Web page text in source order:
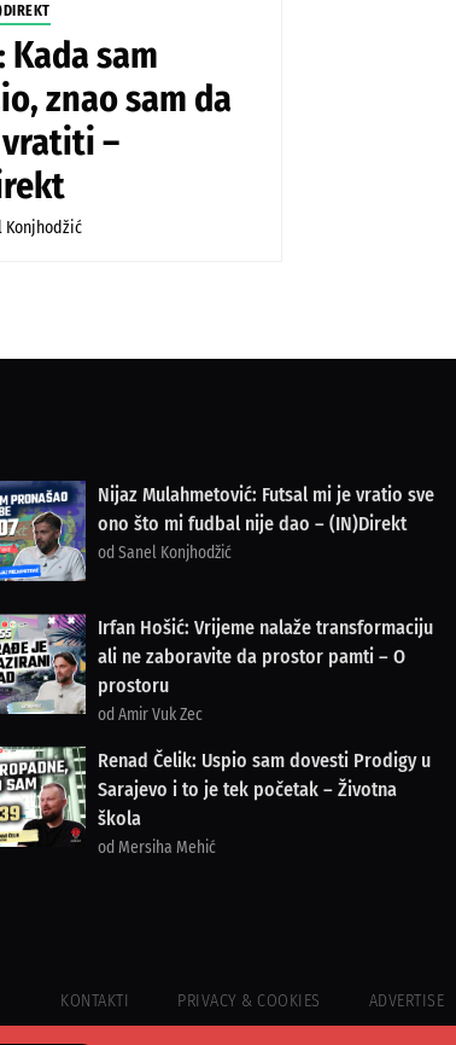
Kada sam
znao sam da
vratiti –
Konjhodžić
Nijaz Mulahmetović: Futsal mi je vratio sve
ono što mi fudbal nije dao – (IN)Direkt
od Sanel Konjhodžić
Irfan Hošić: Vrijeme nalaže transformaciju
ali ne zaboravite da prostor pamti – O
prostoru
od Amir Vuk Zec
Renad Čelik: Uspio sam dovesti Prodigy u
Sarajevo i to je tek početak – Životna
škola
od Mersiha Mehić
KONTAKTI PRIVACY & COOKIES ADVERTISE